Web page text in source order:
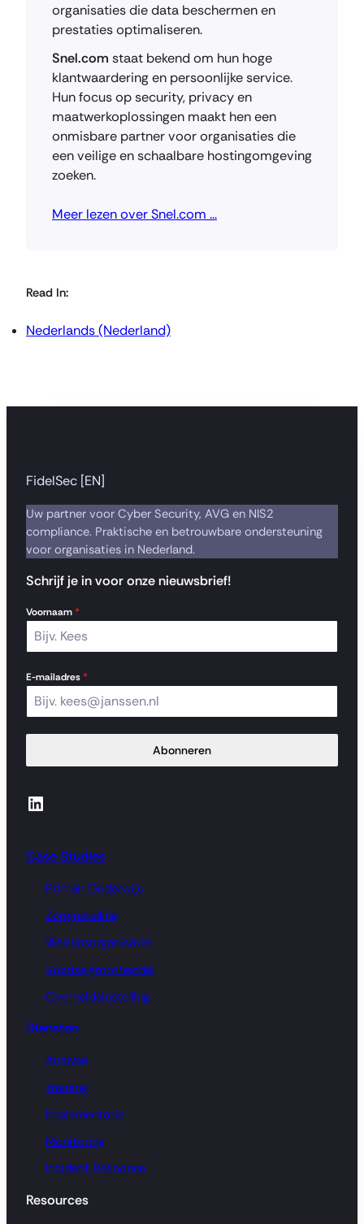
organisaties die data beschermen en
prestaties optimaliseren.
Snel.com staat bekend om hun hoge
klantwaardering en persoonlijke service.
Hun focus op security, privacy en
maatwerkoplossingen maakt hen een
onmisbare partner voor organisaties die
een veilige en schaalbare hostingomgeving
zoeken.
Meer lezen over Snel.com …
Read In:
Nederlands (Nederland)
FidelSec [EN]
Uw partner voor Cyber Security, AVG en NIS2
compliance. Praktische en betrouwbare ondersteuning
voor organisaties in Nederland.
Schrijf je in voor onze nieuwsbrief!
Voornaam *
E-mailadres *
Abonneren
LinkedIn
Case Studies
Primair Onderwijs
Zorginstelling
Welzijnsorganisatie
Voedselgroothandel
Overheidsinstelling
Diensten
Analyse
Training
Implementatie
Monitoring
Incident Response
Resources